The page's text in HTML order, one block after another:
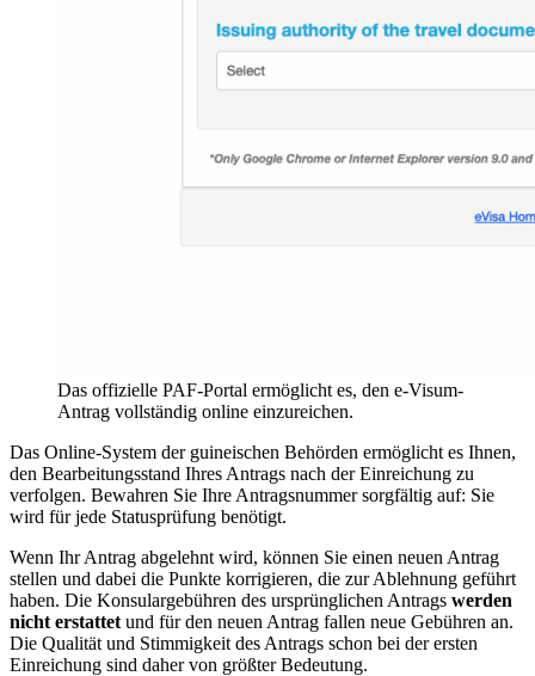
Das offizielle PAF-Portal ermöglicht es, den e-Visum-
Antrag vollständig online einzureichen.
Das Online-System der guineischen Behörden ermöglicht es Ihnen,
den Bearbeitungsstand Ihres Antrags nach der Einreichung zu
verfolgen. Bewahren Sie Ihre Antragsnummer sorgfältig auf: Sie
wird für jede Statusprüfung benötigt.
Wenn Ihr Antrag abgelehnt wird, können Sie einen neuen Antrag
stellen und dabei die Punkte korrigieren, die zur Ablehnung geführt
haben. Die Konsulargebühren des ursprünglichen Antrags werden
nicht erstattet und für den neuen Antrag fallen neue Gebühren an.
Die Qualität und Stimmigkeit des Antrags schon bei der ersten
Einreichung sind daher von größter Bedeutung.